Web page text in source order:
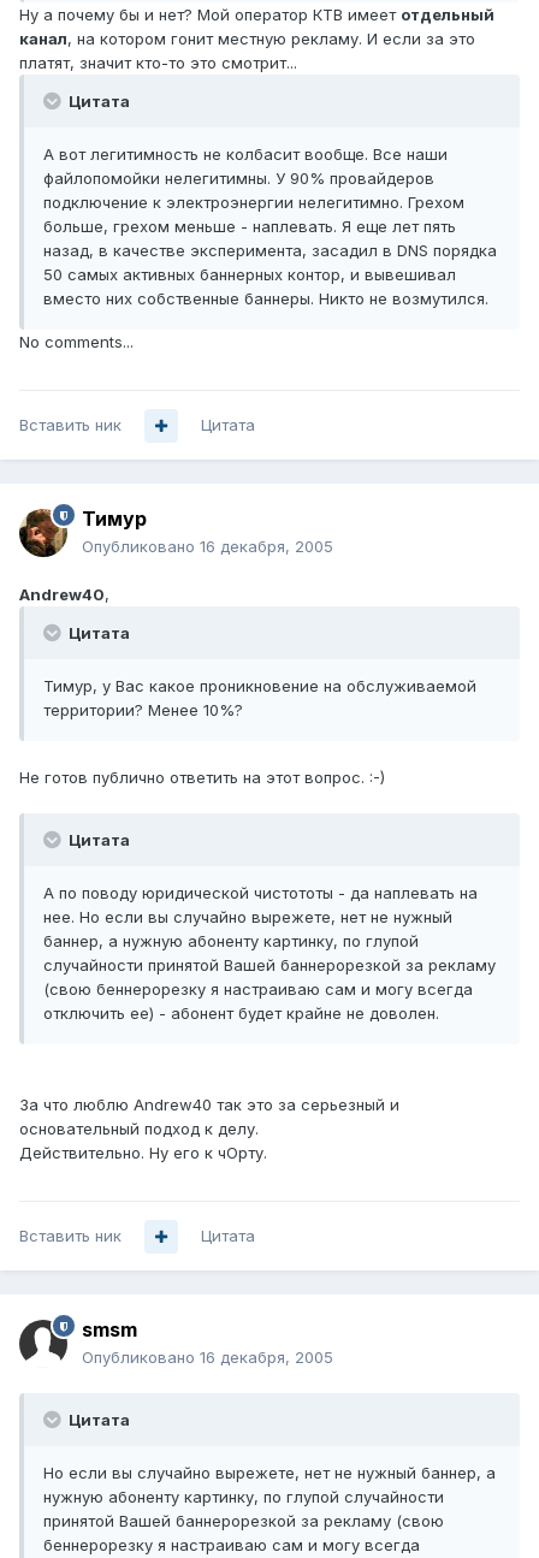
Ну а почему бы и нет? Мой оператор КТВ имеет отдельный
канал, на котором гонит местную рекламу. И если за это
платят, значит кто-то это смотрит...
Цитата
А вот легитимность не колбасит вообще. Все наши
файлопомойки нелегитимны. У 90% провайдеров
подключение к электроэнергии нелегитимно. Грехом
больше, грехом меньше - наплевать. Я еще лет пять
назад, в качестве эксперимента, засадил в DNS порядка
50 самых активных баннерных контор, и вывешивал
вместо них собственные баннеры. Никто не возмутился.
No comments...
Вставить ник Цитата
Тимур
Опубликовано 16 декабря, 2005
Andrew40,
Цитата
Тимур, у Вас какое проникновение на обслуживаемой
территории? Менее 10%?
Не готов публично ответить на этот вопрос. :-)
Цитата
А по поводу юридической чистототы - да наплевать на
нее. Но если вы случайно вырежете, нет не нужный
баннер, а нужную абоненту картинку, по глупой
случайности принятой Вашей баннерорезкой за рекламу
(свою беннерорезку я настраиваю сам и могу всегда
отключить ее) - абонент будет крайне не доволен.
За что люблю Andrew40 так это за серьезный и
основательный подход к делу.
Действительно. Ну его к чОрту.
Вставить ник Цитата
smsm
Опубликовано 16 декабря, 2005
Цитата
Но если вы случайно вырежете, нет не нужный баннер, а
нужную абоненту картинку, по глупой случайности
принятой Вашей баннерорезкой за рекламу (свою
беннерорезку я настраиваю сам и могу всегда